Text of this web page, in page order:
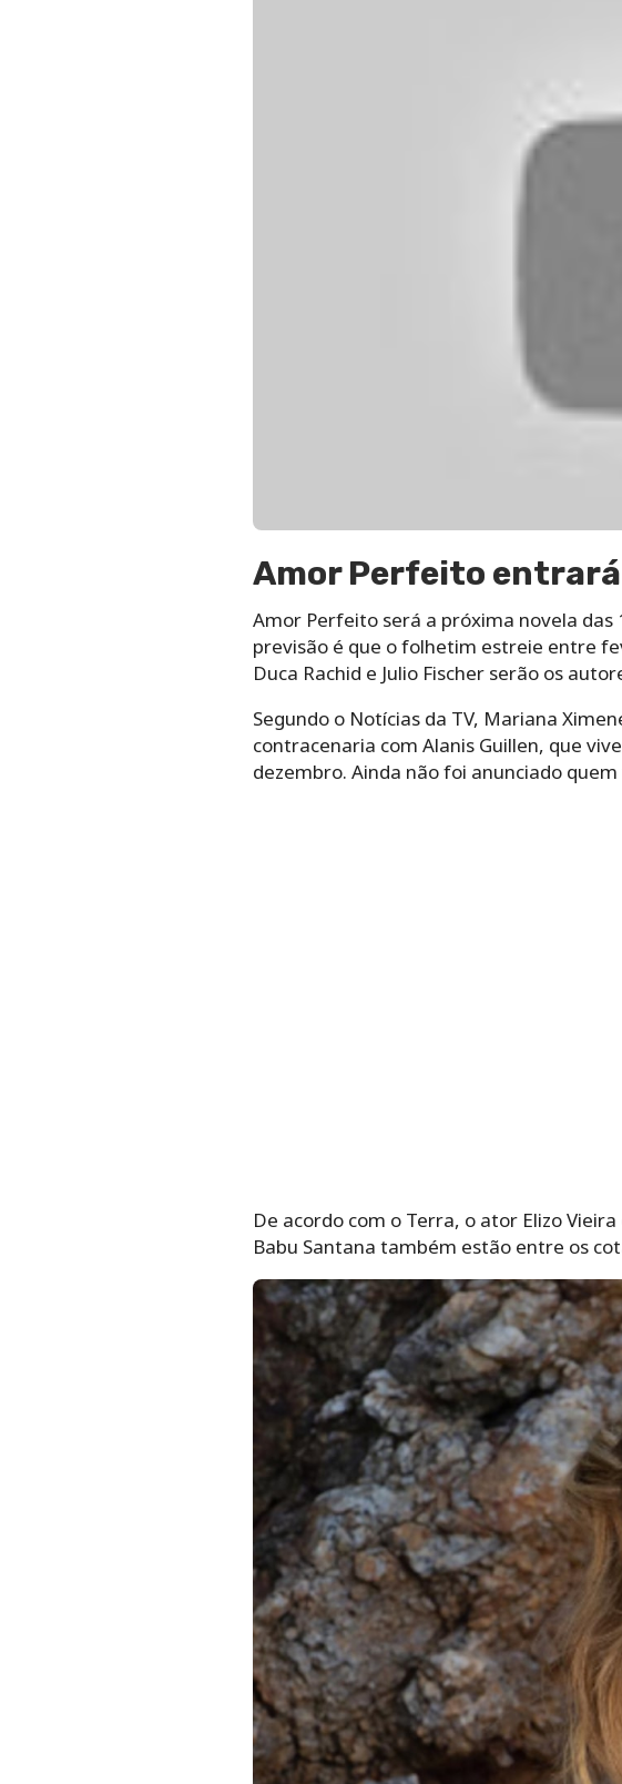
Amor Perfeito
Amor Perfeito será a próxima novela das
previsão é que o folhetim estreie entre
Duca Rachid e Julio Fischer serão os
Segundo o Notícias da TV, Mariana
contracenaria com Alanis Guillen, que
dezembro. Ainda não foi anunciado
De acordo com o Terra, o ator Elizo
Babu Santana também estão entre os